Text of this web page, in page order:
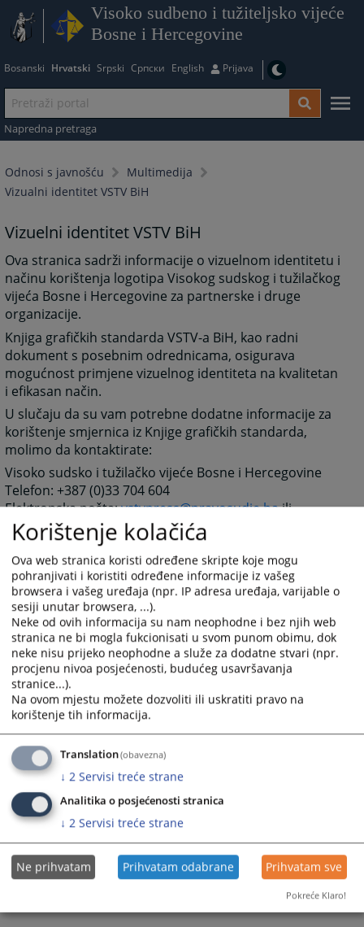
Visoko sudbeno i tužiteljsko vijeće
Bosne i Hercegovine
Bosanski Hrvatski Srpski Српски English Prijava
Napredna pretraga
Odnosi s javnošću
Multimedija
Vizualni identitet VSTV BiH
Vizuelni identitet VSTV BiH
Ova stranica sadrži informacije o vizuelnom identitetu i
načinu korištenja logotipa Visokog sudskog i tužilačkog
vijeća Bosne i Hercegovine za partnerske i druge
organizacije.
Knjiga grafičkih standarda VSTV-a BiH, kao radni
dokument s posebnim odrednicama, osigurava
mogućnost primjene vizuelnog identiteta na kvalitetan
i efikasan način.
U slučaju da su vam potrebne dodatne informacije za
korištenje smjernica iz Knjige grafičkih standarda,
molimo da kontaktirate:
Visoko sudsko i tužilačko vijeće Bosne i Hercegovine
Telefon: +387 (0)33 704 604
Elektronska pošta:vstvpress@pravosudje.baili
vstvbih@pravosudje.ba
Kontakt osoba: Edisa Šikalo, službenik za informiranje
5179PREGLEDA
Prateći dokumenti
Knjiga grafičkih standarda VSTV-a BiH
Službeni logo VSTV-a BiH (inačice i formati)
Službeni logo VSTV-a BiH (corel verzija)
Korištenje kolačića
Ova web stranica koristi određene skripte koje mogu
pohranjivati i koristiti određene informacije iz vašeg
browsera i vašeg uređaja (npr. IP adresa uređaja, varijable o
sesiji unutar browsera, ...).
Neke od ovih informacija su nam neophodne i bez njih web
stranica ne bi mogla fukcionisati u svom punom obimu, dok
neke nisu prijeko neophodne a služe za dodatne stvari (npr.
procjenu nivoa posjećenosti, budućeg usavršavanja
stranice...).
Na ovom mjestu možete dozvoliti ili uskratiti pravo na
korištenje tih informacija.
Translation(obavezna)
↓ 2 Servisi treće strane
Analitika o posjećenosti stranica
↓ 2 Servisi treće strane
Ne prihvatam Prihvatam odabrane Prihvatam sve
Pokreće Klaro!